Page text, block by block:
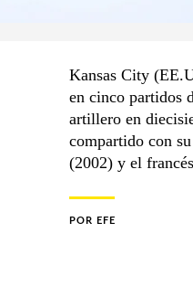
Kansas City
en cinco partidos
artillero en
compartido con
(2002) y el
POR EFE